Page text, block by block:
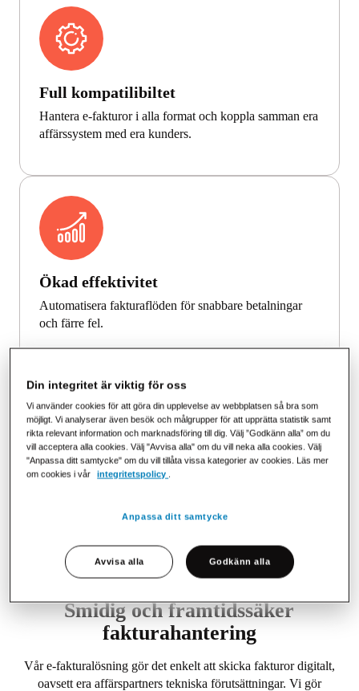
Full kompatilibiltet
Hantera e-fakturor i alla format och koppla samman era
affärssystem med era kunders.
Ökad effektivitet
Automatisera fakturaflöden för snabbare betalningar
och färre fel.
Efterlevnad och säkerhet
fakturering inom EU och Norden.
Smidig och framtidssäker
fakturahantering
Vår e-fakturalösning gör det enkelt att skicka fakturor digitalt,
oavsett era affärspartners tekniska förutsättningar. Vi gör
Din integritet är viktig för oss
Vi använder cookies för att göra din upplevelse av webbplatsen så bra som
möjligt. Vi analyserar även besök och målgrupper för att upprätta statistik samt
rikta relevant information och marknadsföring till dig. Välj ”Godkänn alla” om du
vill acceptera alla cookies. Välj "Avvisa alla" om du vill neka alla cookies. Välj
"Anpassa ditt samtycke" om du vill tillåta vissa kategorier av cookies. Läs mer
om cookies i vår
integritetspolicy .
Anpassa ditt samtycke
Avvisa alla Godkänn alla